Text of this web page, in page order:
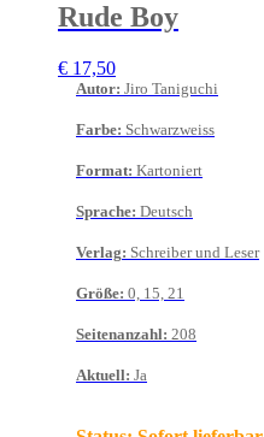
Rude Boy
€ 17,50
Autor: Jiro Taniguchi
Farbe: Schwarzweiss
Format: Kartoniert
Sprache: Deutsch
Verlag: Schreiber und Leser
Größe: 0, 15, 21
Seitenanzahl: 208
Aktuell: Ja